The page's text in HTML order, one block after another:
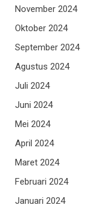
November 2024
Oktober 2024
September 2024
Agustus 2024
Juli 2024
Juni 2024
Mei 2024
April 2024
Maret 2024
Februari 2024
Januari 2024